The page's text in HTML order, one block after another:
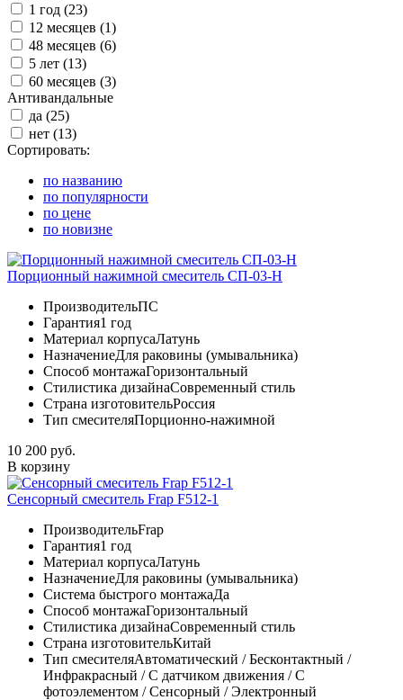
1 год (23)
12 месяцев (1)
48 месяцев (6)
5 лет (13)
60 месяцев (3)
Антивандальные
да (25)
нет (13)
Сортировать:
по названию
по популярности
по цене
по новизне
Порционный нажимной смеситель СП-03-Н
ПроизводительПС
Гарантия1 год
Материал корпусаЛатунь
НазначениеДля раковины (умывальника)
Способ монтажаГоризонтальный
Стилистика дизайнаСовременный стиль
Страна изготовительРоссия
Тип смесителяПорционно-нажимной
10 200 руб.
В корзину
Сенсорный смеситель Frap F512-1
ПроизводительFrap
Гарантия1 год
Материал корпусаЛатунь
НазначениеДля раковины (умывальника)
Система быстрого монтажаДа
Способ монтажаГоризонтальный
Стилистика дизайнаСовременный стиль
Страна изготовительКитай
Тип смесителяАвтоматический / Бесконтактный /
Инфракрасный / С датчиком движения / С
фотоэлементом / Сенсорный / Электронный